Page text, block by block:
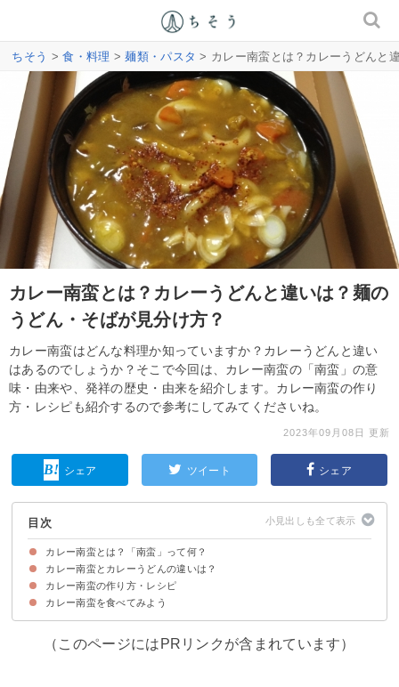
ちそう >食・料理 >麺類・パスタ > カレー南蛮とは？カレーうどんと
カレー南蛮とは？カレーうどんと違いは？麺の
うどん・そばが見分け方？
カレー南蛮はどんな料理か知っていますか？カレーうどんと違い
はあるのでしょうか？そこで今回は、カレー南蛮の「南蛮」の意
味・由来や、発祥の歴史・由来を紹介します。カレー南蛮の作り
方・レシピも紹介するので参考にしてみてくださいね。
2023年09月08日 更新
シェア ツイート シェア
目次
カレー南蛮とは？「南蛮」って何？
カレー南蛮の「南蛮」の意味は「ネギ」
カレー南蛮の発祥の歴史・由来
カレー南蛮とカレーうどんの違いは？
違い①麺が「うどん」か「そば」
違い②長ネギが必ず入っているか否か
カレー南蛮の作り方・レシピ
①レトルトカレーを使ったカレー南蛮
②スパイシーなカレー南蛮
③カレールーを使ったカレー南蛮
カレー南蛮を食べてみよう
（このページにはPRリンクが含まれています）